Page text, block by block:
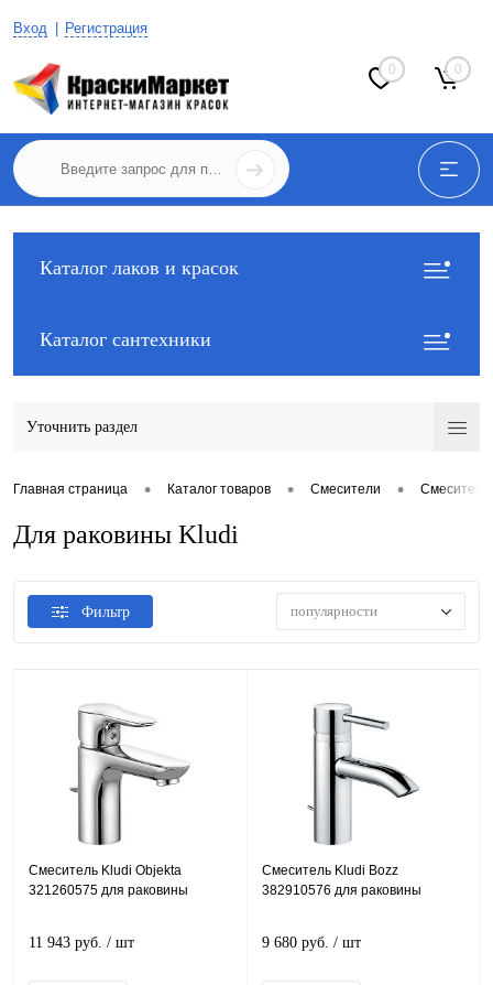
Вход Регистрация
0 0
Каталог лаков и красок
Каталог сантехники
Уточнить раздел
Главная страница • Каталог товаров • Смесители •
Для раковины Kludi
Фильтр популярности
Смеситель Kludi Objekta
321260575 для раковины
11 943 руб. / шт
Смеситель Kludi Bozz
382910576 для раковины
9 680 руб. / шт